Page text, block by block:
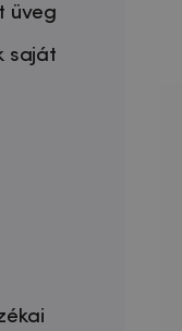
üveg
saját